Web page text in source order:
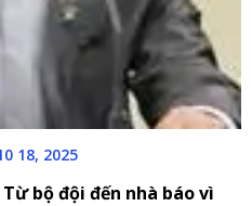
18, 2025
bộ đội đến nhà báo vì